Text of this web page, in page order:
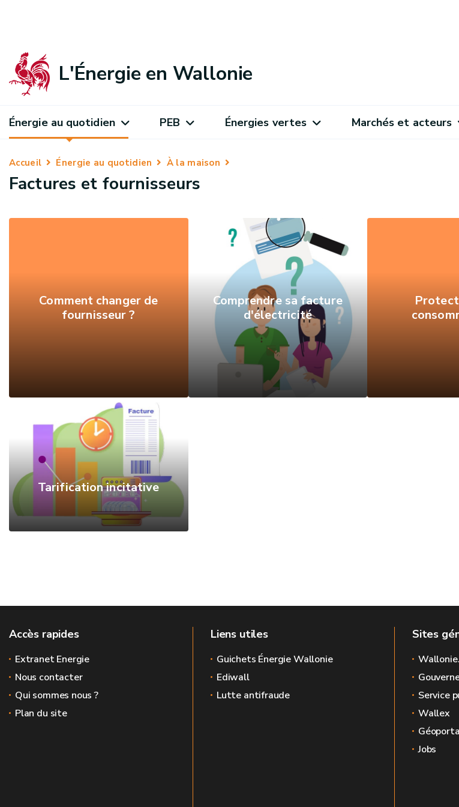
L'Énergie en Wallonie
Énergie au quotidien PEB Énergies vertes Marchés et acteurs
Accueil Énergie au quotidien À la maison
Factures et fournisseurs
Comment changer de
fournisseur ?
Comprendre sa facture
d'électricité
Tarification incitative
Accès rapides
Extranet Energie
Nous contacter
Qui sommes nous ?
Plan du site
Liens utiles
Guichets Énergie Wallonie
Ediwall
Lutte antifraude
Sites
Service
Wallex
Jobs